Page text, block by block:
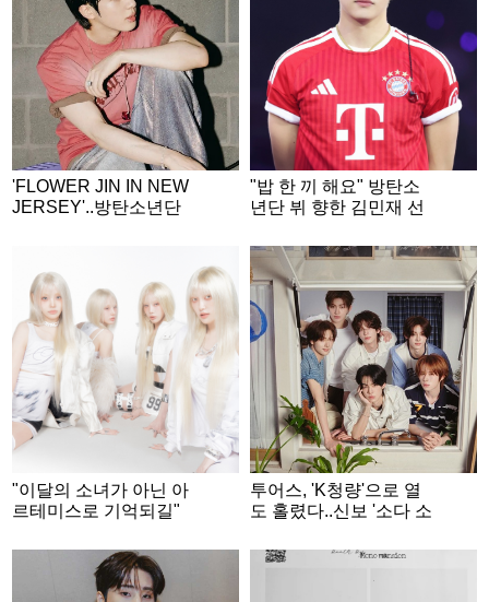
'FLOWER JIN IN NEW
JERSEY'..방탄소년단
섬 환상 라이브
"밥 한 끼 해요" 방탄소
년단 뷔 향한 김민재 선
"이달의 소녀가 아닌 아
르테미스로 기억되길"
투어스, 'K청량'으로 열
도 홀렸다..신보 '소다 소
FOCUS]